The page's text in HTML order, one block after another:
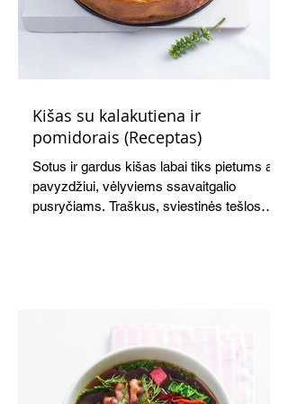
Kišas su kalakutiena ir
pomidorais (Receptas)
Sotus ir gardus kišas labai tiks pietums ar,
pavyzdžiui, vėlyviems ssavaitgalio
pusryčiams. Traškus, sviestinės tešlos
gražiai supjaustyti. Net ir šaltas kišas tiks
ir pusryčiams, ir pietų dėžutei, ir iškylai.